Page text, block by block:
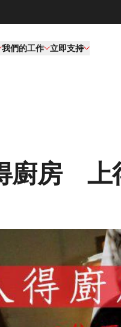
我們的工作​ 立即支持
廚房 上